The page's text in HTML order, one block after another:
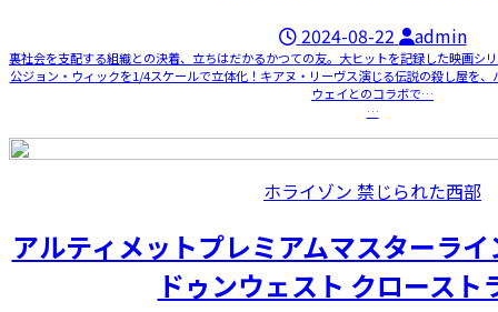
2024-08-22 admin
裏社会を支配する組織との決着、立ちはだかるかつての友。大ヒットを記録した映画シ
公ジョン・ウィックを1/4スケールで立体化！キアヌ・リーヴス演じる伝説の殺し屋を
ウェイとのコラボで…
…
ホライゾン 禁じられた西部
アルティメットプレミアムマスターラ
ドゥンウェスト クロースト